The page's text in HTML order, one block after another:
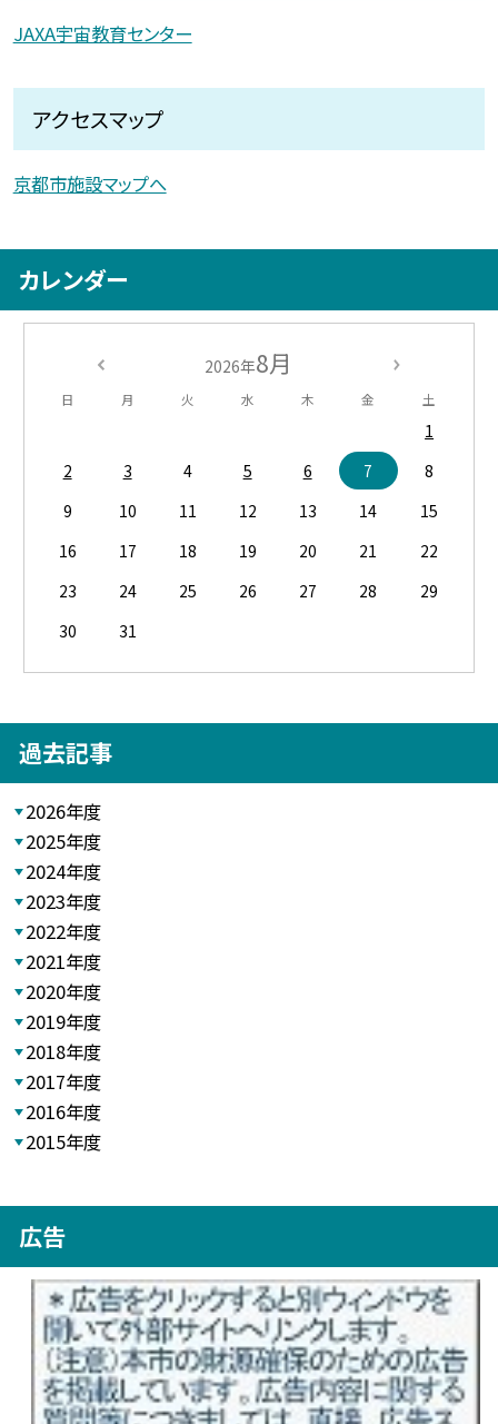
JAXA宇宙教育センター
アクセスマップ
京都市施設マップへ
カレンダー
2026年8月
日 月 火 水 木 金 土
1
2
3 4 5 6 7
8
9
10 11 12 13 14
15
16
17 18 19 20 21
22
23
24 25 26 27 28
29
30
31
過去記事
2026年度
2025年度
2024年度
2023年度
2022年度
2021年度
2020年度
2019年度
2018年度
2017年度
2016年度
2015年度
広告